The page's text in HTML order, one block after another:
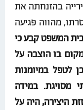
בהזנחתה את
מהווה פגיעה
המשפט קבע כי
בו הוצבה על
לטפל במיומנות
מסויגת. במידה
היצירה, היה על